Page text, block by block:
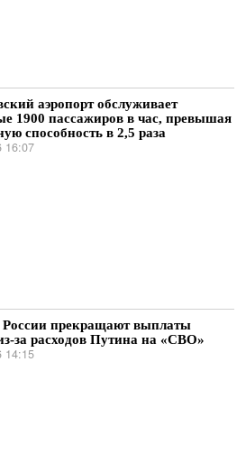
аэропорт обслуживает
1900 пассажиров в час, превышая
способность в 2,5 раза
16:07
прекращают выплаты
за расходов Путина на «СВО»
14:15